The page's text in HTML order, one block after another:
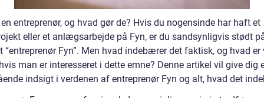
entreprenør, og hvad gør de? Hvis du nogensinde har haft et
eller et anlægsarbejde på Fyn, er du sandsynligvis stødt
“entreprenør Fyn”. Men hvad indebærer det faktisk, og hvad
man er interesseret i dette emne? Denne artikel vil give dig
indsigt i verdenen af entreprenør Fyn og alt, hvad det